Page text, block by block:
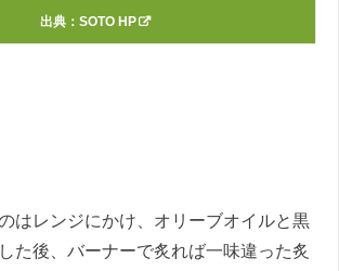
出典： SOTO HP
はレンジにかけ、オリーブオイルと黒
た後、バーナーで炙れば一味違った炙